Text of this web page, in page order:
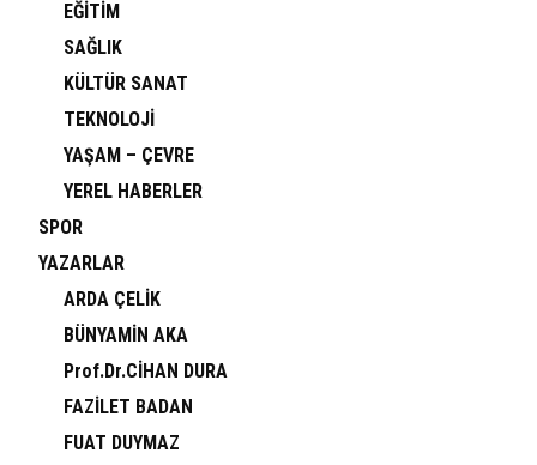
EĞİTİM
SAĞLIK
KÜLTÜR SANAT
TEKNOLOJİ
YAŞAM – ÇEVRE
YEREL HABERLER
SPOR
YAZARLAR
ARDA ÇELİK
BÜNYAMİN AKA
Prof.Dr.CİHAN DURA
FAZİLET BADAN
FUAT DUYMAZ